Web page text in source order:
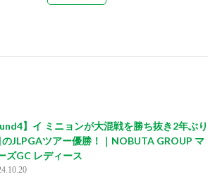
】イ ミニョンが大混戦を勝ち抜き2年ぶり
のJLPGAツアー優勝！｜NOBUTA GROUP マ
ズGC レディース